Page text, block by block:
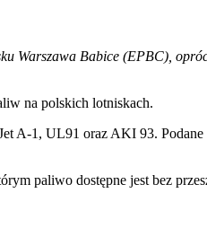
Warszawa Babice (EPBC),
na polskich lotniskach.
A-1, UL91 oraz AKI 93. Podane
paliwo dostępne jest bez